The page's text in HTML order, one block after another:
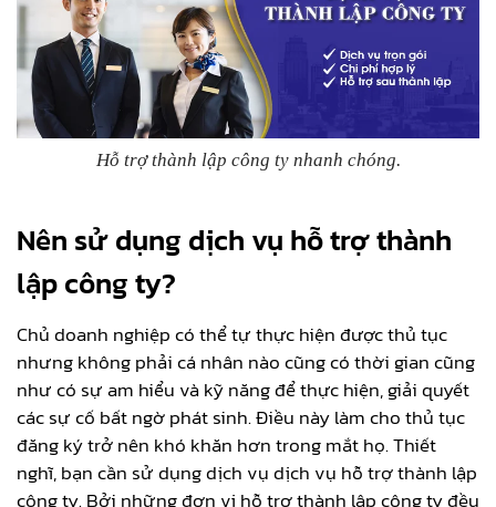
Hỗ trợ thành lập công ty nhanh chóng.
Nên sử dụng dịch vụ hỗ trợ thành
lập công ty?
Chủ doanh nghiệp có thể tự thực hiện được thủ tục
nhưng không phải cá nhân nào cũng có thời gian cũng
như có sự am hiểu và kỹ năng để thực hiện, giải quyết
các sự cố bất ngờ phát sinh. Điều này làm cho thủ tục
đăng ký trở nên khó khăn hơn trong mắt họ. Thiết
nghĩ, bạn cần sử dụng dịch vụ dịch vụ hỗ trợ thành lập
công ty. Bởi những đơn vị hỗ trợ thành lập công ty đều